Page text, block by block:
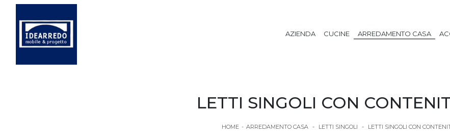
AZIENDA CUCINE ARREDAMENTO CASA
LETTI SINGOLI CON
HOME - ARREDAMENTO CASA - LETTI SINGOLI - LETTI SINGOLI CON